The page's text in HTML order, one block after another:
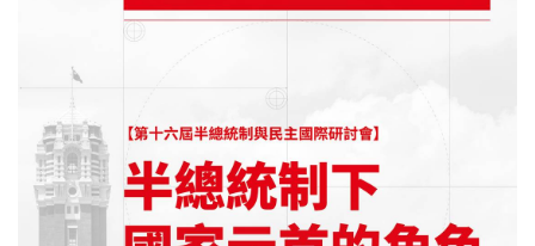
The war in Ukraine has dragged on for over three and a half
sides. Despite mounting losses, the conflict grinds forward with
relentless tenacity. Why won't Putin back down? What is
Russia's endgame? Much of the fighting has centered around
Donetsk, for good reasons. The most plausible peace outcome
at this stage—a frozen conflict—also hinges on the battle lines
drawn there. ※全程參與者，可認證本所多元學習護照1場！